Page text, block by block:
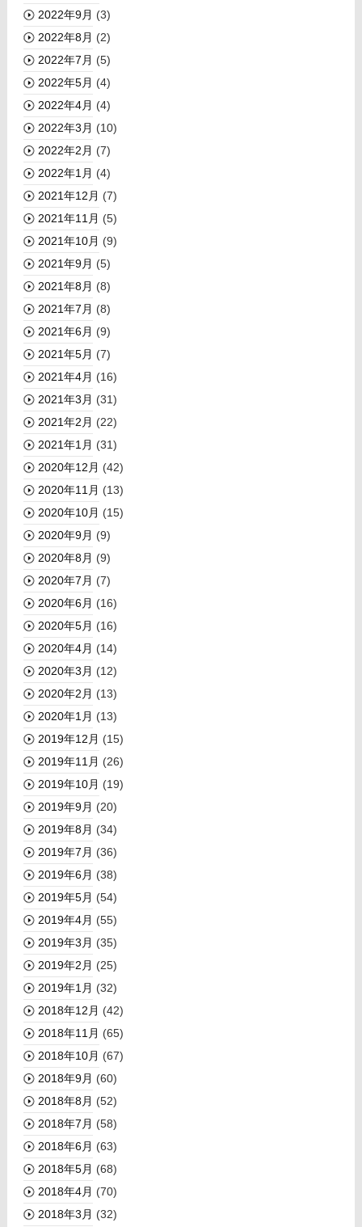
2022年9月 (3)
2022年8月 (2)
2022年7月 (5)
2022年5月 (4)
2022年4月 (4)
2022年3月 (10)
2022年2月 (7)
2022年1月 (4)
2021年12月 (7)
2021年11月 (5)
2021年10月 (9)
2021年9月 (5)
2021年8月 (8)
2021年7月 (8)
2021年6月 (9)
2021年5月 (7)
2021年4月 (16)
2021年3月 (31)
2021年2月 (22)
2021年1月 (31)
2020年12月 (42)
2020年11月 (13)
2020年10月 (15)
2020年9月 (9)
2020年8月 (9)
2020年7月 (7)
2020年6月 (16)
2020年5月 (16)
2020年4月 (14)
2020年3月 (12)
2020年2月 (13)
2020年1月 (13)
2019年12月 (15)
2019年11月 (26)
2019年10月 (19)
2019年9月 (20)
2019年8月 (34)
2019年7月 (36)
2019年6月 (38)
2019年5月 (54)
2019年4月 (55)
2019年3月 (35)
2019年2月 (25)
2019年1月 (32)
2018年12月 (42)
2018年11月 (65)
2018年10月 (67)
2018年9月 (60)
2018年8月 (52)
2018年7月 (58)
2018年6月 (63)
2018年5月 (68)
2018年4月 (70)
2018年3月 (32)